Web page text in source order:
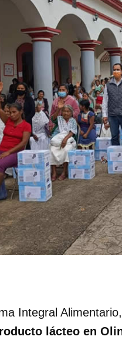
Integral
lácteo en